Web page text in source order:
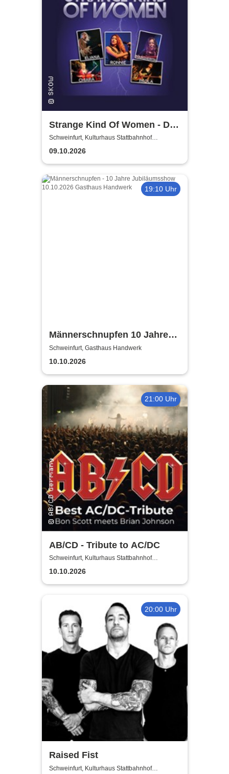
Strange Kind Of Women - Die
einzigen weiblichen Deep
Purple Classics
Schweinfurt, Kulturhaus Stattbahnhof
Schweinfurt
09.10.2026
19:10 Uhr
Männerschnupfen 10 Jahre
Jubiläumsshow
Schweinfurt, Gasthaus Handwerk
10.10.2026
21:00 Uhr
AB/CD - Tribute to AC/DC
Schweinfurt, Kulturhaus Stattbahnhof
Schweinfurt
10.10.2026
20:00 Uhr
Raised Fist
Schweinfurt, Kulturhaus Stattbahnhof